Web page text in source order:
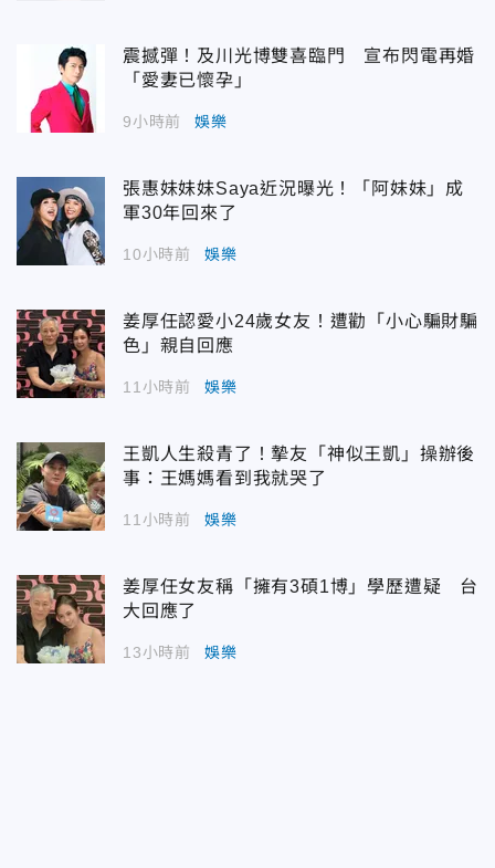
震撼彈！及川光博雙喜臨門 宣布閃電再婚
「愛妻已懷孕」
9小時前 娛樂
張惠妹妹妹Saya近況曝光！「阿妹妹」成
軍30年回來了
10小時前 娛樂
姜厚任認愛小24歲女友！遭勸「小心騙財騙
色」親自回應
11小時前 娛樂
王凱人生殺青了！摯友「神似王凱」操辦後
事：王媽媽看到我就哭了
11小時前 娛樂
姜厚任女友稱「擁有3碩1博」學歷遭疑 台
大回應了
13小時前 娛樂